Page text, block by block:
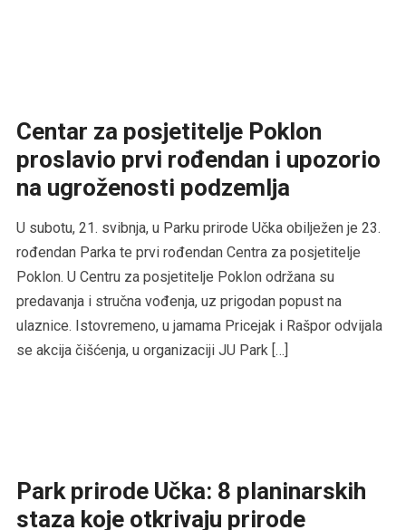
Centar za posjetitelje Poklon
proslavio prvi rođendan i upozorio
na ugroženosti podzemlja
U subotu, 21. svibnja, u Parku prirode Učka obilježen je 23.
rođendan Parka te prvi rođendan Centra za posjetitelje
Poklon. U Centru za posjetitelje Poklon održana su
predavanja i stručna vođenja, uz prigodan popust na
ulaznice. Istovremeno, u jamama Pricejak i Rašpor odvijala
se akcija čišćenja, u organizaciji JU Park […]
Park prirode Učka: 8 planinarskih
staza koje otkrivaju prirode